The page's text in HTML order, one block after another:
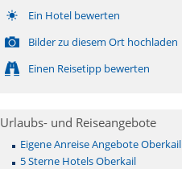
Ein Hotel bewerten
Bilder zu diesem Ort hochladen
Einen Reisetipp bewerten
Urlaubs- und Reiseangebote
Eigene Anreise Angebote Oberkail
5 Sterne Hotels Oberkail